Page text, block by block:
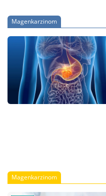
sicher durchführbar,
Vorteil. Aufgrund
spezialisierten Zentren
Magenkarzinom
Magenkarzinom